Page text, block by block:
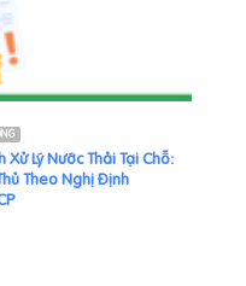
Lý Nước Thải Tại Chỗ:
Theo Nghị Định